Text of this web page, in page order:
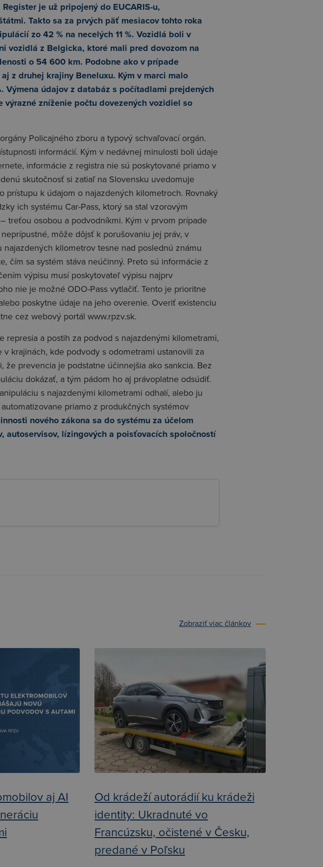
Register je už pripojený do EUCARIS-u,
Takto sa za prvých päť mesiacov tohto roka
zo 42 % na necelých 11 %. Vozidlá boli v
vozidlá z Belgicka, ktoré mali pred dovozom na
o 54 600 km. Podobne ako v prípade
z druhej krajiny Beneluxu. Kým v marci malo
Výmena údajov z databáz s počítadlami prejdených
zníženie počtu dovezených vozidiel so
Policajného zboru a typový schvaľovací orgán.
informácií. Kým v nedávnej minulosti boli údaje
informácie z registra nie sú poskytované priamo v
skutočnosť si zatiaľ na Slovensku uvedomuje
k údajom o najazdených kilometroch. Rovnaký
ich systému Car-Pass, ktorý sa stal vzorovým
treťou osobou a podvodníkmi. Kým v prvom prípade
môže dôjsť k porušovaniu jej práv, v
kilometrov tesne nad poslednú známu
čím sa systém stáva neúčinný. Preto sú informácie z
výpisu musí poskytovateľ výpisu najprv
nie je možné ODO-Pass vytlačiť. Tento je prioritne
poskytne údaje na jeho overenie. Overiť existenciu
cez webový portál www.rpzv.sk.
a postih za podvod s najazdenými kilometrami,
krajinách, kde podvody s odometrami ustanovili za
prevencia je podstatne účinnejšia ako sankcia. Bez
dokázať, a tým pádom ho aj právoplatne odsúdiť.
s najazdenými kilometrami odhalí, alebo ju
priamo z produkčných systémov
nového zákona sa do systému za účelom
lízingových a poisťovacích spoločností
Zobraziť viac článkov
aj AI
Od krádeží autorádií ku krádeži
identity: Ukradnuté vo
Francúzsku, očistené v Česku,
predané v Poľsku